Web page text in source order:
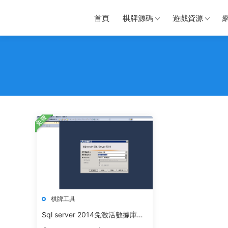
首頁 棋牌源碼 遊戲資源
棋牌工具
Sql server 2014免激活數據庫純
免費